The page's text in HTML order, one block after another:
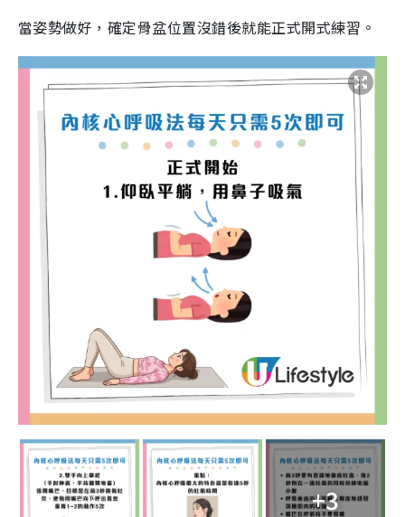
當姿勢做好，確定骨盆位置沒錯後就能正式開式練習。
+3